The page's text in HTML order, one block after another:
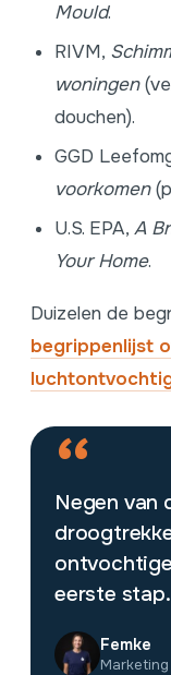
Mould.
RIVM,
woningen
douchen).
GGD
voorkomen
U.S. EPA, A
Your Home.
Duizelen de
begrippenlijst
“
Negen van
eerste stap.
Femke